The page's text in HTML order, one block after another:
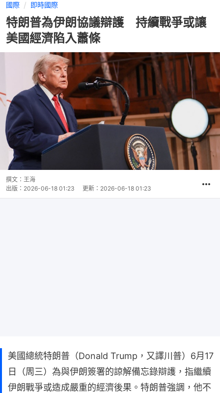
國際 即時國際
特朗普為伊朗協議辯護 持續戰爭或讓
美國經濟陷入蕭條
撰文： 王海
出版： 2026-06-18 01:23 更新： 2026-06-18 01:23
美國總統特朗普（Donald Trump，又譯川普）6月17
日（周三）為與伊朗簽署的諒解備忘錄辯護，指繼續
伊朗戰爭或造成嚴重的經濟後果。特朗普強調，他不